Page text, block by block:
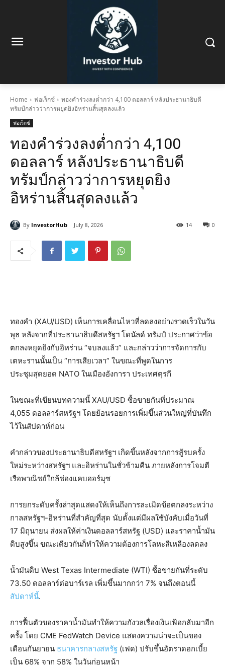
Home ฟอเร็กซ์
ทองคำร่วงลงต่ำกว่า 4,100 ดอลลาร์ หลังประธานาธิบดี
ทรัมป์กล่าวว่าการหยุดยิงอิหร่านสิ้นสุดลงแล้ว
ฟอเร็กซ์
ทองคำร่วงลงต่ำกว่า 4,100
ดอลลาร์ หลังประธานาธิบดี
ทรัมป์กล่าวว่าการหยุดยิง
อิหร่านสิ้นสุดลงแล้ว
By InvestorHub July 8, 2026 0
14
ทองคำ (XAU/USD) เห็นการเคลื่อนไหวที่ลดลงอย่างรวดเร็วในวัน
พุธ หลังจากที่ประธานาธิบดีสหรัฐฯ โดนัลด์ ทรัมป์ ประกาศว่าข้อ
ตกลงหยุดยิงกับอิหร่าน “จบลงแล้ว” และกล่าวว่าการจัดการกับ
เตหะรานนั้นเป็น “การเสียเวลา” ในขณะที่พูดในการ
ประชุมสุดยอด NATO ในเมืองอังการา ประเทศตุรกี
ในขณะที่เขียนบทความนี้ XAU/USD ซื้อขายกันที่ประมาณ
4,055 ดอลลาร์สหรัฐฯ โดยย้อนรอยการเพิ่มขึ้นส่วนใหญ่ที่บันทึก
ไว้ในสัปดาห์ก่อน
คำกล่าวของประธานาธิบดีสหรัฐฯ เกิดขึ้นหลังจากการสู้รบครั้ง
ใหม่ระหว่างสหรัฐฯ และอิหร่านในชั่วข้ามคืน ภายหลังการโจมตี
เรือพาณิชย์ใกล้ช่องแคบฮอร์มุซ
การยกระดับครั้งล่าสุดแสดงให้เห็นถึงการละเมิดข้อตกลงระหว่าง
กาลสหรัฐฯ-อิหร่านที่สำคัญที่สุด นับตั้งแต่มีผลใช้บังคับเมื่อวันที่
17 มิถุนายน ส่งผลให้ค่าเงินดอลลาร์สหรัฐ (USD) และราคาน้ำมัน
ดิบสูงขึ้น ขณะเดียวกันก็ทำให้ความต้องการโลหะสีเหลืองลดลง
น้ำมันดิบ West Texas Intermediate (WTI) ซื้อขายกันที่ระดับ
73.50 ดอลลาร์ต่อบาร์เรล เพิ่มขึ้นมากกว่า 7% จนถึงตอนนี้
สัปดาห์นี้.
การฟื้นตัวของราคาน้ำมันทำให้ความกังวลเรื่องเงินเฟ้อกลับมาอีก
ครั้ง โดย CME FedWatch Device แสดงความน่าจะเป็นของ
เดือนกันยายน ธนาคารกลางสหรัฐ (เฟด) ปรับขึ้นอัตราดอกเบี้ย
เป็น 68% จาก 58% ในวันก่อนหน้า